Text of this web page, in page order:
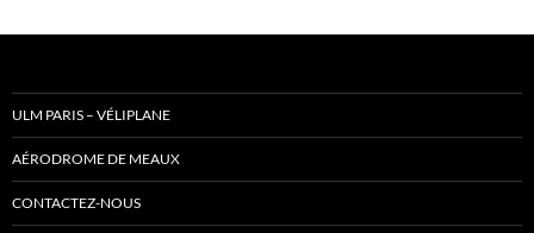
ULM PARIS – VÉLIPLANE
AÉRODROME DE MEAUX
CONTACTEZ-NOUS